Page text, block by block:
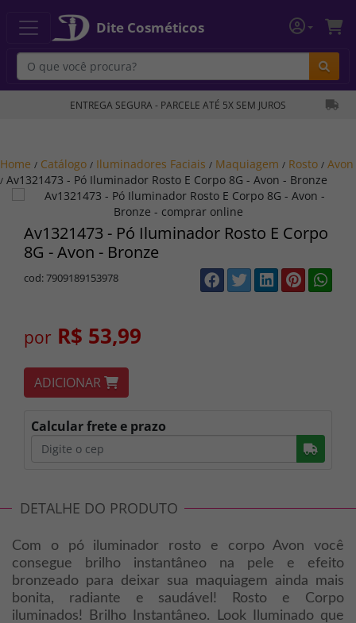
Dite Cosméticos
ENTREGA SEGURA - PARCELE ATÉ 5X SEM JUROS
Home / Catálogo / Iluminadores Faciais / Maquiagem / Rosto / Avon
/ Av1321473 - Pó Iluminador Rosto E Corpo 8G - Avon - Bronze
Av1321473 - Pó Iluminador Rosto E Corpo
8G - Avon - Bronze
cod: 7909189153978
por R$ 53,99
ADICIONAR
Calcular frete e prazo
DETALHE DO PRODUTO
Com o pó iluminador rosto e corpo Avon você
consegue brilho instantâneo na pele e efeito
bronzeado para deixar sua maquiagem ainda mais
bonita, radiante e saudável! Rosto e Corpo
iluminados! Brilho Instantâneo. Look Iluminado que